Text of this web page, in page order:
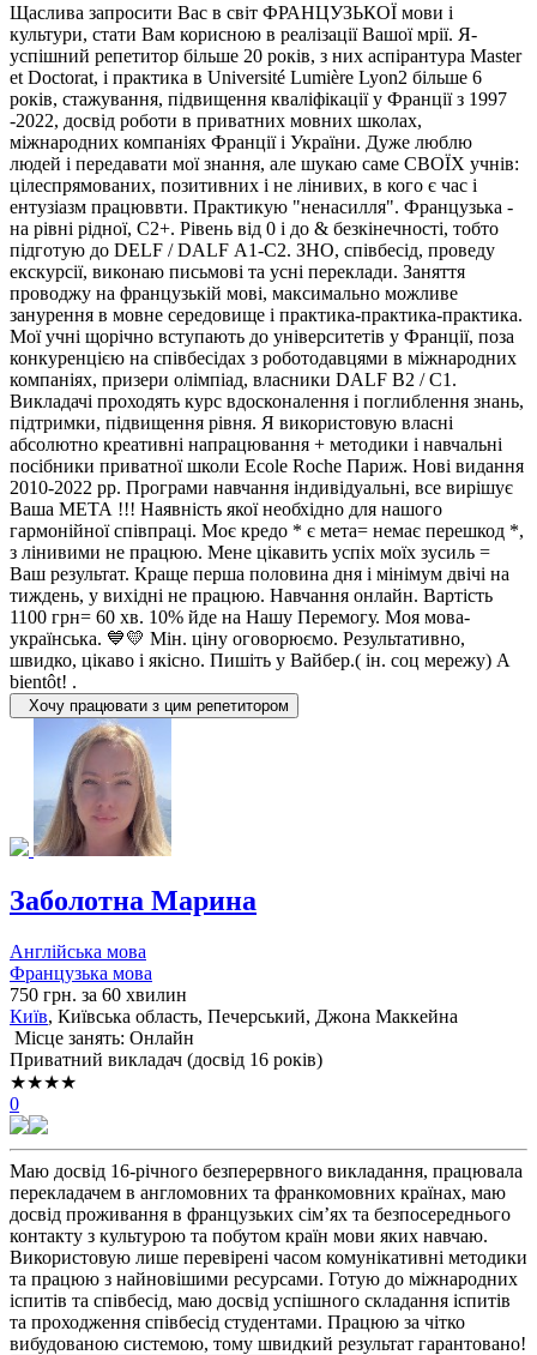
Щаслива запросити Вас в світ ФРАНЦУЗЬКОЇ мови і
культури, стати Вам корисною в реалізації Вашої мрії. Я-
успішний репетитор більше 20 років, з них аспірантура Master
et Doctorat, і практика в Université Lumière Lyon2 більше 6
років, стажування, підвищення кваліфікації у Франції з 1997
-2022, досвід роботи в приватних мовних школах,
міжнародних компаніях Франції і України. Дуже люблю
людей і передавати мої знання, але шукаю саме СВОÏX учнів:
цілеспрямованих, позитивних і не лінивих, в кого є час і
ентузіазм працюввти. Практикую "ненасилля". Французька -
на рiвні рідної, С2+. Рівень від 0 і до & безкінечності, тобто
підготую до DELF / DALF А1-С2. ЗНО, співбесід, проведу
екскурсії, виконаю письмові та усні переклади. Заняття
проводжу на французькій мові, максимально можливе
занурення в мовне середовище і практика-практика-практика.
Мої учні щорічно вступають до університетів у Франції, поза
конкуренцією на співбесідах з роботодавцями в міжнародних
компаніях, призери олімпіад, власники DALF В2 / С1.
Викладачі проходять курс вдосконалення і поглиблення знань,
підтримки, підвищення рівня. Я використовую власні
абсолютно креативні напрацювання + методики і навчальні
посібники приватної школи Ecole Roche Париж. Нові видання
2010-2022 рр. Програми навчання індивідуальні, все вирішує
Ваша МЕТА !!! Наявність якої необхідно для нашого
гармонійної співпраці. Моє кредо * є мета= немає перешкод *,
з лінивими не працюю. Мене цікавить успіх моїх зусиль =
Ваш результат. Краще перша половина дня і мінімум двічі на
тиждень, у вихідні не працюю. Навчання онлайн. Вартість
1100 грн= 60 хв. 10% йде на Нашу Перемогу. Моя мова-
українська. 💙💛 Мін. цінy оговорюємо. Результативно,
швидко, цікаво і якісно. Пишіть у Вайбер.( ін. соц мережу) А
bientôt! .
Хочу працювати з цим репетитором
Заболотна Марина
Англійська мова
Французька мова
750 грн. за 60 хвилин
Київ, Київська область, Печерський, Джона Маккейна
Місце занять: Онлайн
Приватний викладач (досвід 16 років)
★★★★
0
Маю досвід 16-річного безперервного викладання, працювала
перекладачем в англомовних та франкомовних країнах, маю
досвід проживання в французьких сімʼях та безпосереднього
контакту з культурою та побутом країн мови яких навчаю.
Використовую лише перевірені часом комунікативні методики
та працюю з найновішими ресурсами. Готую до міжнародних
іспитів та співбесід, маю досвід успішного складання іспитів
та проходження співбесід студентами. Працюю за чітко
вибудованою системою, тому швидкий результат гарантовано!